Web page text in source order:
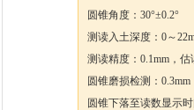
圆锥角度：30°±0.2°
测读入土深度：0～
测读精度：0.1mm，估
圆锥磨损检测：0.3mm
圆锥下落至读数显示